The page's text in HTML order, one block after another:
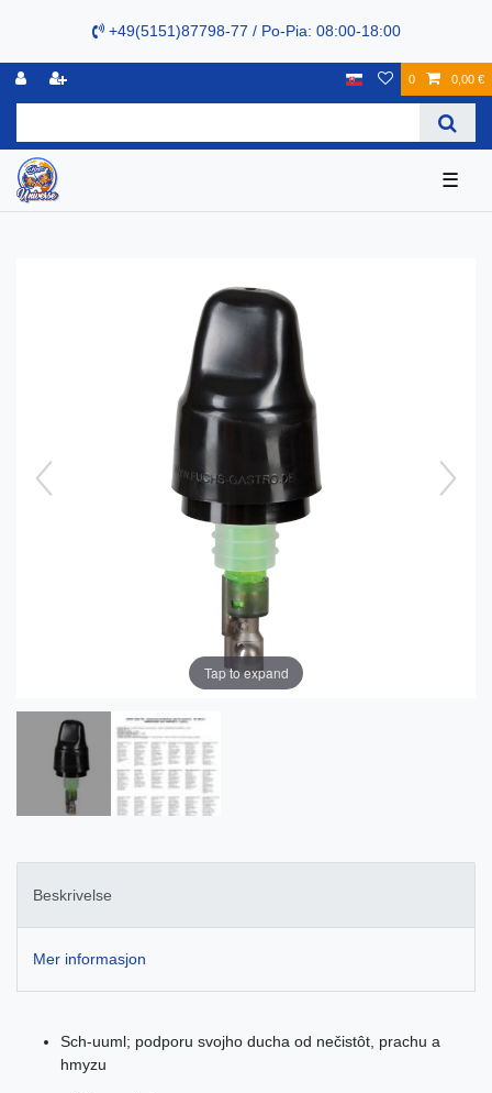
+49(5151)87798-77 / Po-Pia: 08:00-18:00
0 0,00 €
☰
Tap to expand
Beskrivelse
Mer informasjon
Sch-uuml; podporu svojho ducha od nečistôt, prachu a
hmyzu